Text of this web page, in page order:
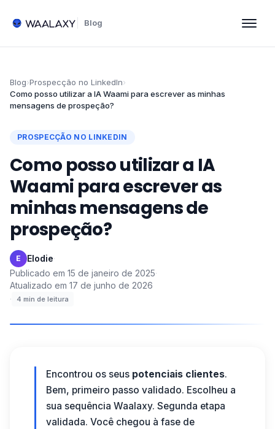
Blog
Blog›Prospecção no LinkedIn›
Como posso utilizar a IA Waami para escrever as minhas
mensagens de prospeção?
PROSPECÇÃO NO LINKEDIN
Como posso utilizar a IA
Waami para escrever as
minhas mensagens de
prospeção?
E Elodie·
Publicado em 15 de janeiro de 2025·
Atualizado em 17 de junho de 2026
·
4 min de leitura
Encontrou os seus potenciais clientes.
Bem, primeiro passo validado. Escolheu a
sua sequência Waalaxy. Segunda etapa
validada. Você chegou à fase de